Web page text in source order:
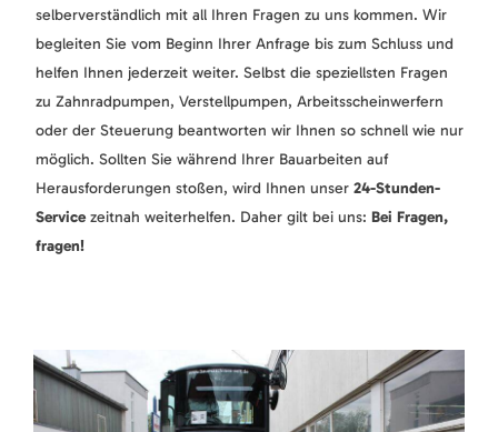
selberverständlich mit all Ihren Fragen zu uns kommen. Wir
begleiten Sie vom Beginn Ihrer Anfrage bis zum Schluss und
helfen Ihnen jederzeit weiter. Selbst die speziellsten Fragen
zu Zahnradpumpen, Verstellpumpen, Arbeitsscheinwerfern
oder der Steuerung beantworten wir Ihnen so schnell wie nur
möglich. Sollten Sie während Ihrer Bauarbeiten auf
Herausforderungen stoßen, wird Ihnen unser 24-Stunden-
Servicezeitnah weiterhelfen. Daher gilt bei uns: Bei Fragen,
fragen!